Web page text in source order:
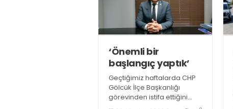
‘Önemli bir
başlangıç yaptık’
Geçtiğimiz haftalarda CHP
Gölcük İlçe Başkanlığı
görevinden istifa ettiğini
açıklayan Mehmet Uzuner,